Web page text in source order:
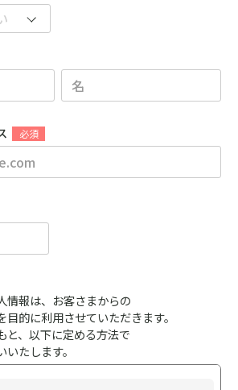
情報は、お客さまからの
目的に利用させていただきます。
と、以下に定める方法で
たします。